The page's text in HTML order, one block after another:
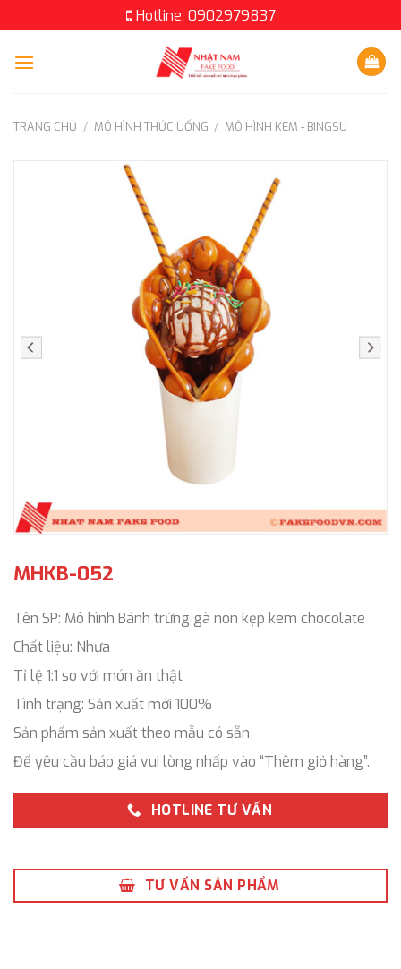
to
content
Hotline: 0902979837
TRANG CHỦ / MÔ HÌNH THỨC UỐNG / MÔ HÌNH KEM - BINGSU
MHKB-052
Tên SP: Mô hình Bánh trứng gà non kẹp kem chocolate
Chất liệu: Nhựa
Tỉ lệ 1:1 so với món ăn thật
Tình trạng: Sản xuất mới 100%
Sản phẩm sản xuất theo mẫu có sẵn
Để yêu cầu báo giá vui lòng nhấp vào “Thêm giỏ hàng”.
HOTLINE TƯ VẤN
TƯ VẤN SẢN PHẨM